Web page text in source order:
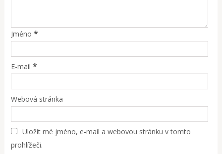
Jméno *
E-mail *
Webová stránka
Uložit mé jméno, e-mail a webovou stránku v tomto
prohlížeči.